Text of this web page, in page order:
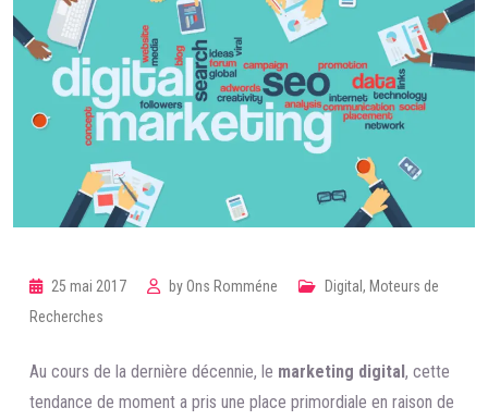
25 mai 2017 byOns Romméne Digital , Moteurs de
Recherches
Au cours de la dernière décennie, le marketing digital, cette
tendance de moment a pris une place primordiale en raison de